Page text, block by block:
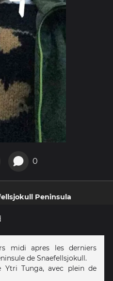
0
Peninsula
midi apres les derniers
de Snaefellsjokull.
Tunga, avec plein de